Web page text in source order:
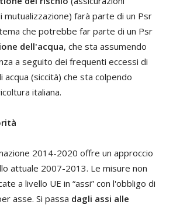
mutualizzazione) farà parte di un Psr
che potrebbe far parte di un Psr
dell'acqua, che sta assumendo
a seguito dei frequenti eccessi di
acqua (siccità) che sta colpendo
italiana.
2014-2020 offre un approccio
attuale 2007-2013. Le misure non
a livello UE in “assi” con l'obbligo di
asse. Si passa dagli assi alle